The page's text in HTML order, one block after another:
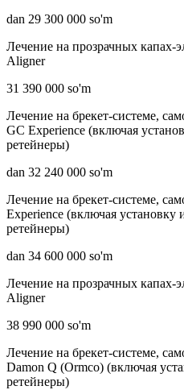
dan 29 300 000 so'm
Лечение на прозрачных капах-
Aligner
31 390 000 so'm
Лечение на брекет-системе,
GC Experience (включая
ретейнеры)
dan 32 240 000 so'm
Лечение на брекет-системе,
Experience (включая установку
ретейнеры)
dan 34 600 000 so'm
Лечение на прозрачных капах-
Aligner
38 990 000 so'm
Лечение на брекет-системе,
Damon Q (Ormco) (включая
ретейнеры)